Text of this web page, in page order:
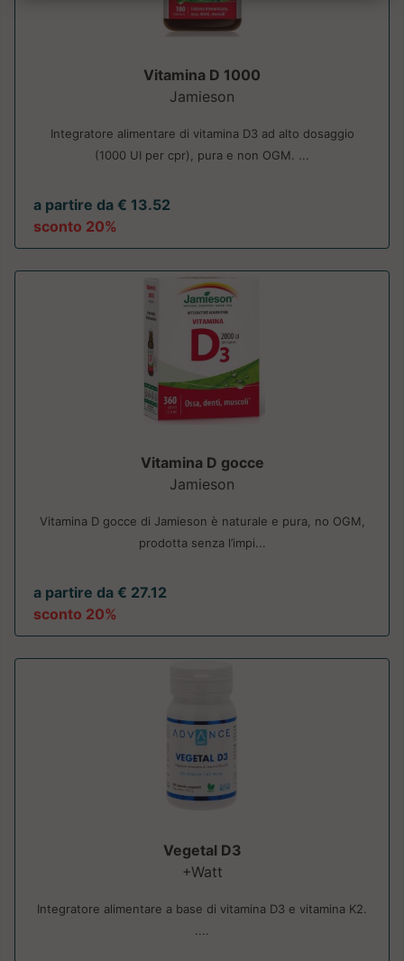
Vitamina D 1000
Jamieson
Integratore alimentare di vitamina D3 ad alto dosaggio
(1000 UI per cpr), pura e non OGM. ...
a partire da € 13.52
sconto 20%
Vitamina D gocce
Jamieson
Vitamina D gocce di Jamieson è naturale e pura, no OGM,
prodotta senza l’impi...
a partire da € 27.12
sconto 20%
Vegetal D3
+Watt
Integratore alimentare a base di vitamina D3 e vitamina K2.
....